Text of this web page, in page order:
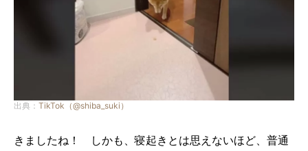
出典： TikTok（@shiba_suki）
きましたね！ しかも、寝起きとは思えないほど、普通